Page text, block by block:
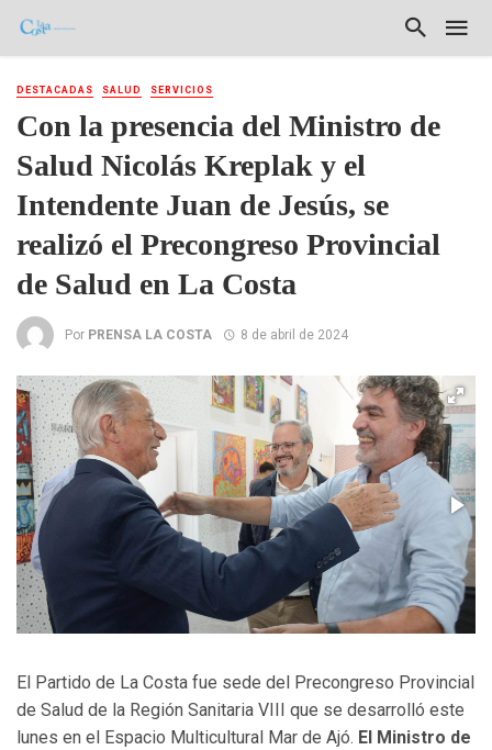
DESTACADAS SALUD SERVICIOS
Con la presencia del Ministro de
Salud Nicolás Kreplak y el
Intendente Juan de Jesús, se
realizó el Precongreso Provincial
de Salud en La Costa
Por PRENSA LA COSTA 8 de abril de 2024
El Partido de La Costa fue sede del Precongreso Provincial
de Salud de la Región Sanitaria VIII que se desarrolló este
lunes en el Espacio Multicultural Mar de Ajó. El Ministro de